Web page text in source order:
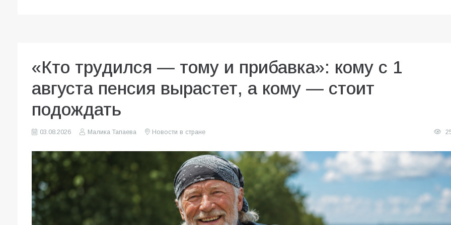
«Кто трудился — тому и прибавка»: кому с 1
августа пенсия вырастет, а кому — стоит
подождать
03.08.2026 Малика Тапаева Новости в стране